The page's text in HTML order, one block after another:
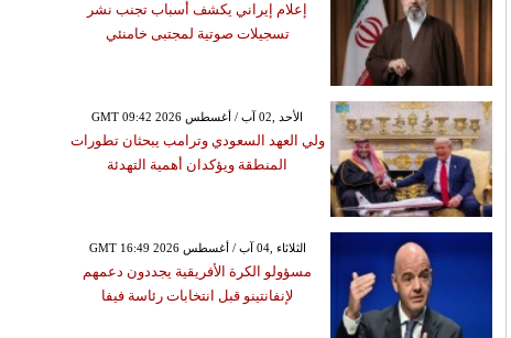
إعلام إيراني يكشف أسباب تجنب نشر
تسجيلات صوتية لمجتبى خامنئي
GMT 09:42 2026 الأحد ,02 آب / أغسطس
ولي العهد السعودي وترامب يبحثان تطورات
المنطقة ويؤكدان أهمية التهدئة
GMT 16:49 2026 الثلاثاء ,04 آب / أغسطس
مسؤولو الكرة الأفريقية يجددون دعمهم
لإنفانتينو قبل انتخابات رئاسة فيفا